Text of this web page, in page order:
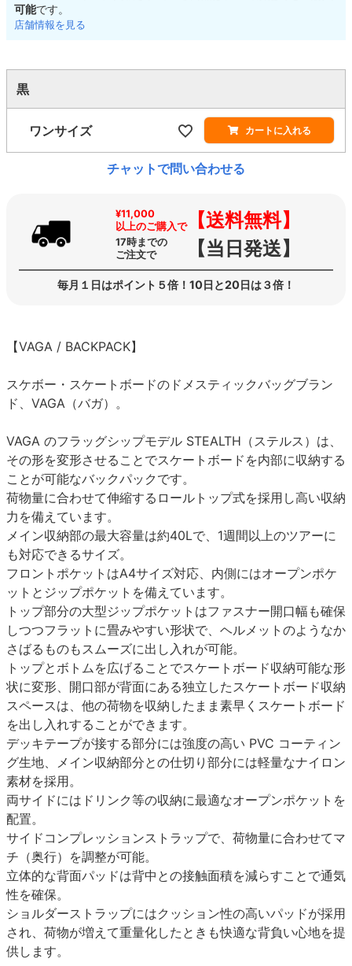
可能です。
店舗情報を見る
黒
ワンサイズ カートに入れる
チャットで問い合わせる
¥11,000
以上のご購入で【送料無料】
17時までの
ご注文で
【当日発送】
毎月１日はポイント５倍！10日と20日は３倍！
【VAGA / BACKPACK】
スケボー・スケートボードのドメスティックバッグブラン
ド、VAGA（バガ）。
VAGA のフラッグシップモデル STEALTH（ステルス）は、
その形を変形させることでスケートボードを内部に収納する
ことが可能なバックパックです。
荷物量に合わせて伸縮するロールトップ式を採用し高い収納
力を備えています。
メイン収納部の最大容量は約40Lで、1週間以上のツアーに
も対応できるサイズ。
フロントポケットはA4サイズ対応、内側にはオープンポケ
ットとジップポケットを備えています。
トップ部分の大型ジップポケットはファスナー開口幅も確保
しつつフラットに畳みやすい形状で、ヘルメットのようなか
さばるものもスムーズに出し入れが可能。
トップとボトムを広げることでスケートボード収納可能な形
状に変形、開口部が背面にある独立したスケートボード収納
スペースは、他の荷物を収納したまま素早くスケートボード
を出し入れすることができます。
デッキテープが接する部分には強度の高い PVC コーティン
グ生地、メイン収納部分との仕切り部分には軽量なナイロン
素材を採用。
両サイドにはドリンク等の収納に最適なオープンポケットを
配置。
サイドコンプレッションストラップで、荷物量に合わせてマ
チ（奥行）を調整が可能。
立体的な背面パッドは背中との接触面積を減らすことで通気
性を確保。
ショルダーストラップにはクッション性の高いパッドが採用
され、荷物が増えて重量化したときも快適な背負い心地を提
供します。